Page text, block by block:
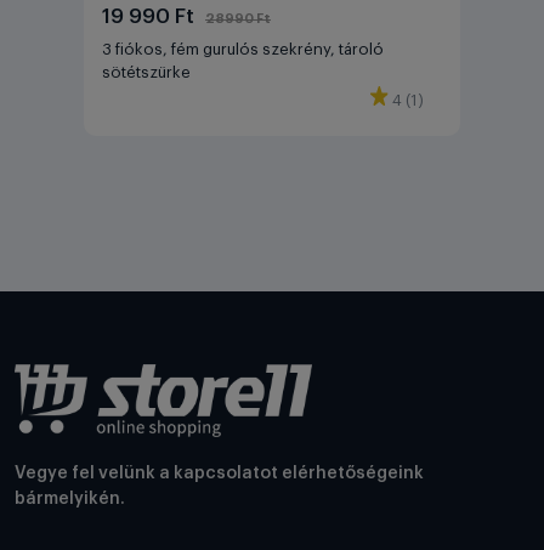
19 990 Ft 28990 Ft
3 fiókos, fém gurulós szekrény, tároló
sötétszürke
4 (1)
Vegye fel velünk a kapcsolatot elérhetőségeink
bármelyikén.